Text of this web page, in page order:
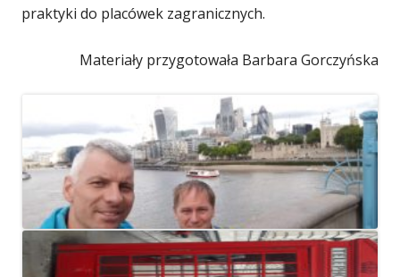
praktyki do placówek zagranicznych.
Materiały przygotowała Barbara Gorczyńska